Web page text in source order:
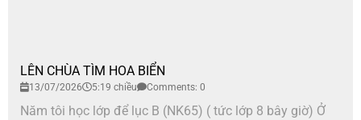
LÊN CHÙA TÌM HOA BIỂN
13/07/2026 5:19 chiều Comments: 0
Năm tôi học lớp để lục B (NK65) ( tức lớp 8 bây giờ) Ở